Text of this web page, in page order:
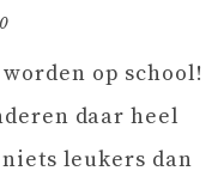
op school!
daar heel
leukers dan